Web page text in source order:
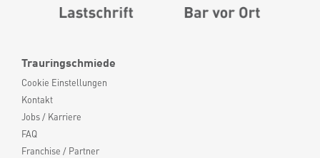
Trauringschmiede
Cookie Einstellungen
Kontakt
Jobs / Karriere
FAQ
Franchise / Partner